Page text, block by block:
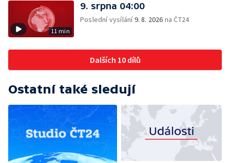
11 min
9. srpna 04:00
Poslední vysílání9. 8. 2026 na ČT24
Dalších 10 dílů
Ostatní také sledují